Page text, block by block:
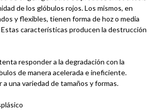
de los glóbulos rojos. Los mismos, en
y flexibles, tienen forma de hoz o media
características producen la destrucción
responder a la degradación con la
de manera acelerada e ineficiente.
a una variedad de tamaños y formas.